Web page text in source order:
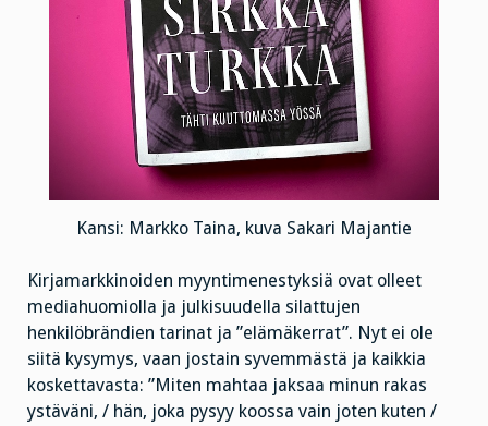
Kansi: Markko Taina, kuva Sakari Majantie
Kirjamarkkinoiden myyntimenestyksiä ovat olleet
mediahuomiolla ja julkisuudella silattujen
henkilöbrändien tarinat ja ”elämäkerrat”. Nyt ei ole
siitä kysymys, vaan jostain syvemmästä ja kaikkia
koskettavasta: ”Miten mahtaa jaksaa minun rakas
ystäväni, / hän, joka pysyy koossa vain joten kuten /